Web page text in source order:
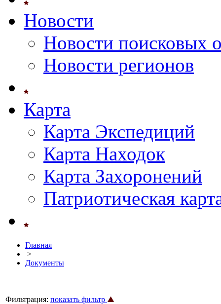
Новости
Новости поисковых
Новости регионов
Карта
Карта Экспедиций
Карта Находок
Карта Захоронений
Патриотическая
Главная
>
Документы
Фильтрация: показать фильтр